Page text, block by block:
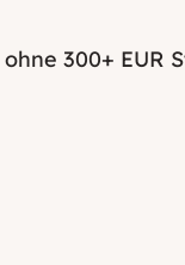
300+ EUR